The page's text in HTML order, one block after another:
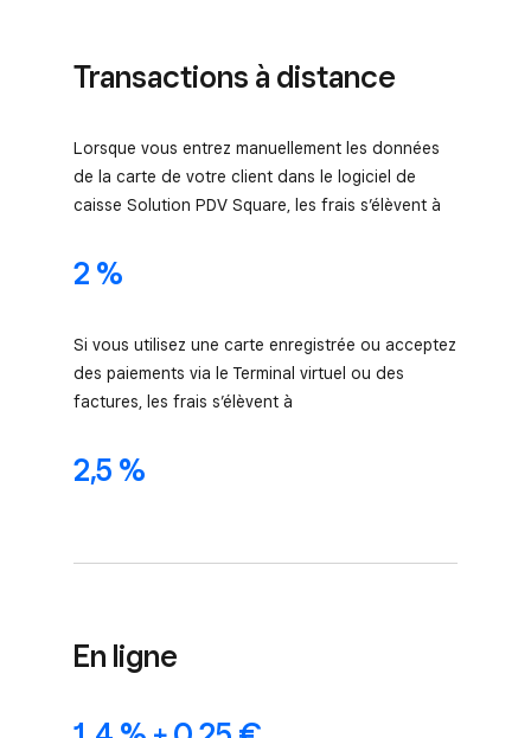
Transactions à distance
Lorsque vous entrez manuellement les données
de la carte de votre client dans le logiciel de
caisse Solution PDV Square, les frais s’élèvent à
2 %
Si vous utilisez une carte enregistrée ou acceptez
des paiements via le Terminal virtuel ou des
factures, les frais s’élèvent à
2,5 %
En ligne